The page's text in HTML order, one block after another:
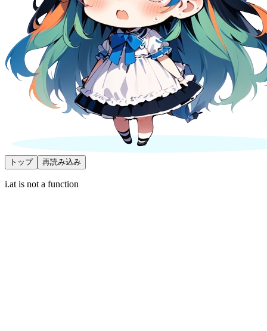
トップ 再読み込み
i.at is not a function